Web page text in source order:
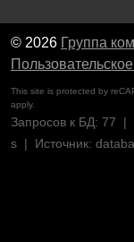
© 2026 Группа
This site is protected by
apply.
Запросов к БД: 77 |
s | Источник: